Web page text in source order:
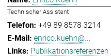
Technischer Assistent
+49 89 8578 3214
enrico.kuehn@...
Publikationsreferenzen